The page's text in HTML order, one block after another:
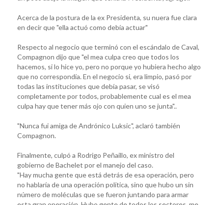
Acerca de la postura de la ex Presidenta, su nuera fue clara
en decir que "ella actuó como debía actuar"
Respecto al negocio que terminó con el escándalo de Caval,
Compagnon dijo que "el mea culpa creo que todos los
hacemos, si lo hice yo, pero no porque yo hubiera hecho algo
que no correspondía. En el negocio si, era limpio, pasó por
todas las instituciones que debía pasar, se visó
completamente por todos, probablemente cual es el mea
culpa hay que tener más ojo con quien uno se junta"..
"Nunca fui amiga de Andrónico Luksic", aclaró también
Compagnon.
Finalmente, culpó a Rodrigo Peñaillo, ex ministro del
gobierno de Bachelet por el manejo del caso.
"Hay mucha gente que está detrás de esa operación, pero
no hablaría de una operación política, sino que hubo un sin
número de moléculas que se fueron juntando para armar